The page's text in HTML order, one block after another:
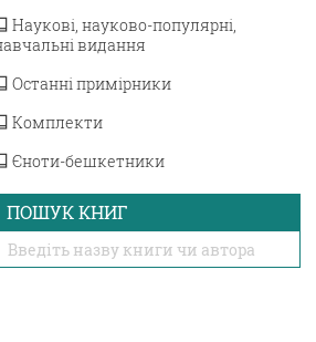
Наукові, науково-популярні,
видання
Останні примірники
Комплекти
Єноти-бешкетники
ПОШУК КНИГ